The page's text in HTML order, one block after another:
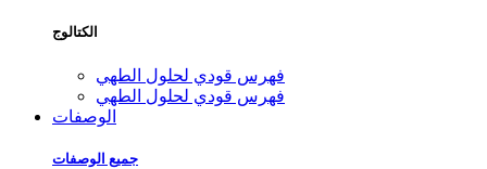
الكتالوج
فهرس قودي لحلول الطهي
فهرس قودي لحلول الطهي
الوصفات
جميع الوصفات